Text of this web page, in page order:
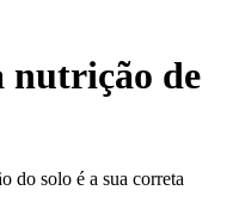
nutrição de
do solo é a sua correta